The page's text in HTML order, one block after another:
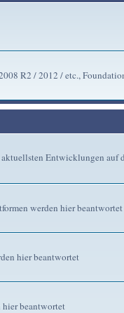
R2 / 2012 / etc.,
Entwicklungen auf
werden hier beantwortet
hier beantwortet
hier beantwortet